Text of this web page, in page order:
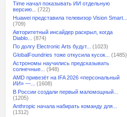
Time начал показывать ИИ отдельную
версию...
(722)
Huawei представила телевизор Vision Smart...
(709)
Авторитетный инсайдер раскрыл, когда
Diablo...
(874)
По долгу Electronic Arts будут...
(1023)
GlobalFoundries тоже откусила кусок...
(1485)
Астрономы научились предсказывать
солнечные...
(948)
AMD привезёт на IFA 2026 «персональный
ИИ» —...
(1608)
В России создали первый маломощный...
(1205)
Anthropic начала набирать команду для...
(1312)